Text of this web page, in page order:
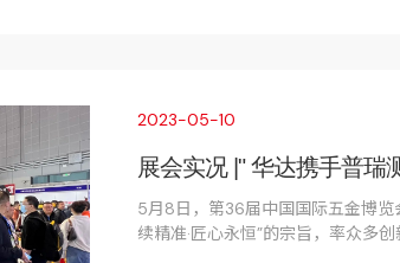
2023-05-10
展会实况 |" 华达携手普瑞
5月8日，第36届中国国际五金博览
续精准·匠心永恒”的宗旨，率众多创